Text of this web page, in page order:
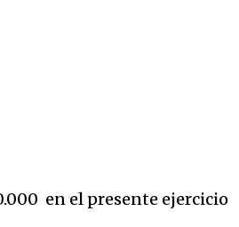
 en el presente ejercicio